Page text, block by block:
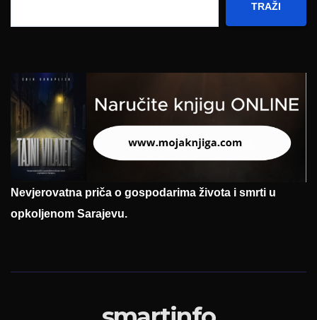
TRAŽI
Nevjerovatna priča o gospodarima života i smrti u
opkoljenom Sarajevu.